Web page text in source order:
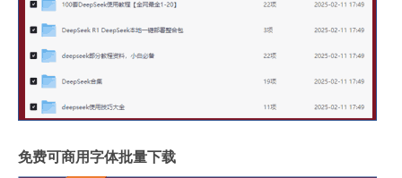
免费可商用字体批量下载